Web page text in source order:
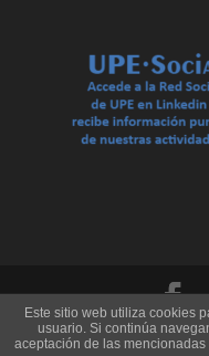
U.P.E. Universidad
Este sitio web utiliza cookies
usuario. Si continúa
aceptación de las